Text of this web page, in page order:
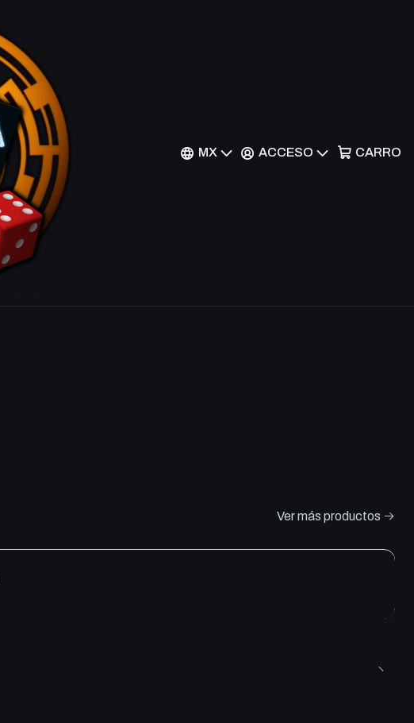
MX ACCESO CARRO
- Turbulence - GLAS-
ubicaciones
Ver más productos